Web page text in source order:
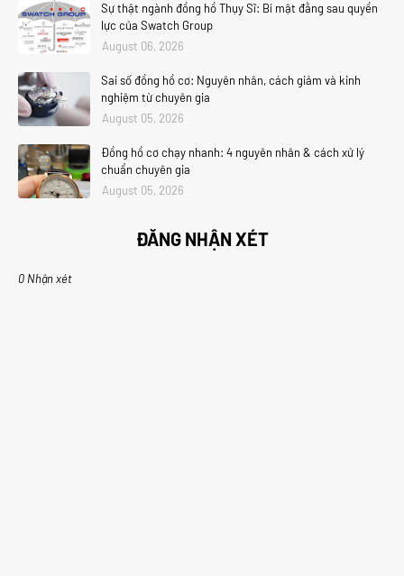
Sự thật ngành đồng hồ Thụy Sĩ: Bí mật đằng sau quyền
lực của Swatch Group
August 06, 2026
Sai số đồng hồ cơ: Nguyên nhân, cách giảm và kinh
nghiệm từ chuyên gia
August 05, 2026
Đồng hồ cơ chạy nhanh: 4 nguyên nhân & cách xử lý
chuẩn chuyên gia
August 05, 2026
ĐĂNG NHẬN XÉT
0 Nhận xét